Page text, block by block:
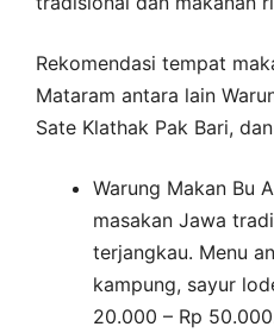
Rekomendasi tempat
Mataram antara lain
Sate Klathak Pak Bari,
Warung Makan Bu
masakan Jawa
terjangkau. Menu
kampung, sayur
20.000 – Rp